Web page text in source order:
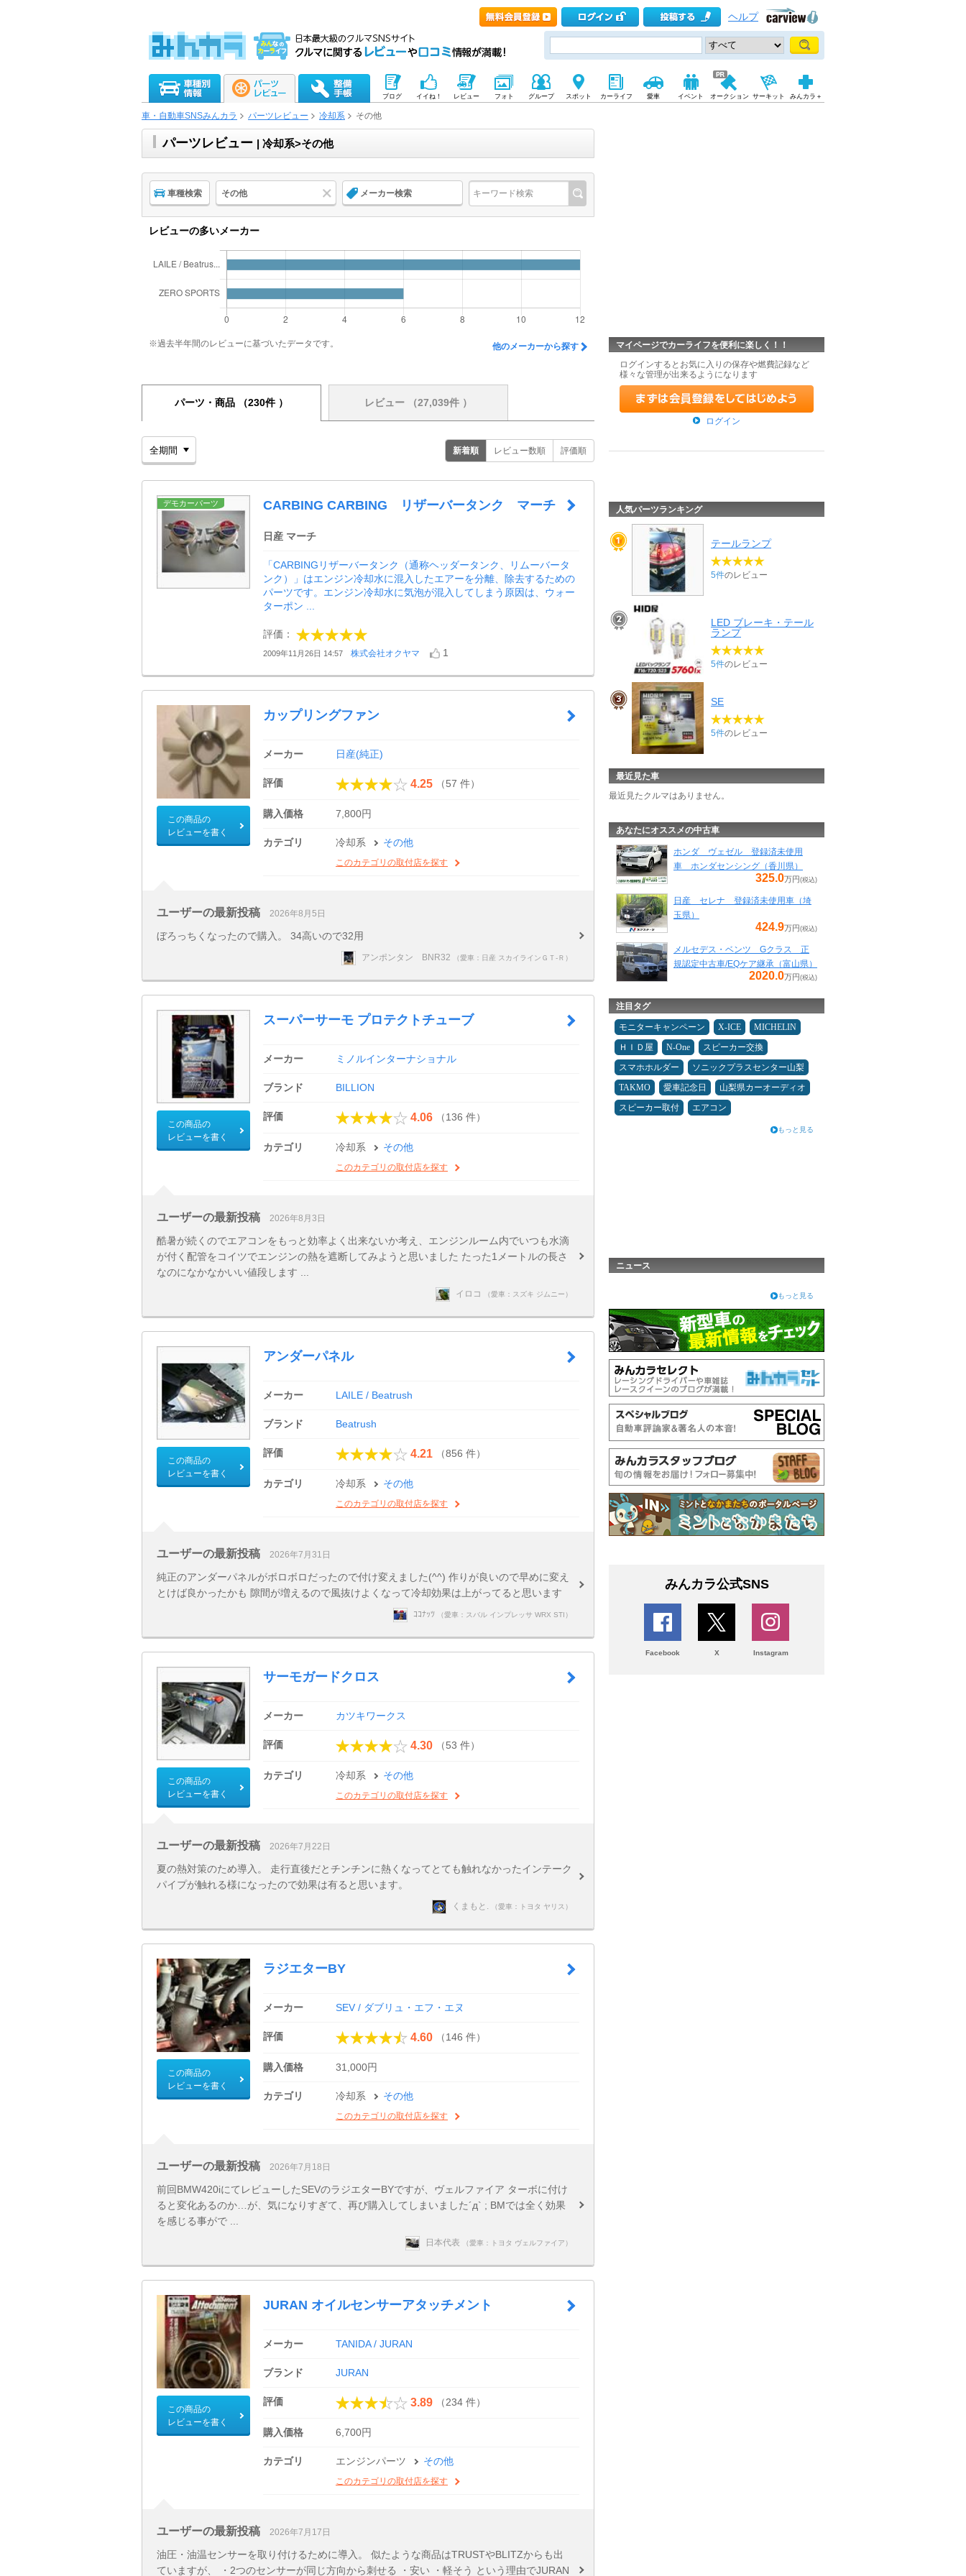
ヘルプ
ブログ イイね！ レビュー フォト グループ スポット カーライフ 愛車 イベント オークション サーキット みんカラ＋
車・自動車SNSみんカラ パーツレビュー 冷却系 その他
パーツレビュー | 冷却系>その他
車種検索 その他 メーカー検索
レビューの多いメーカー
※過去半年間のレビューに基づいたデータです。 他のメーカーから探す
パーツ・商品 （230件 ） レビュー （27,039件 ）
新着順 レビュー数順 評価順
デモカーパーツ CARBING CARBING リザーバータンク マーチ
日産 マーチ
「CARBINGリザーバータンク（通称ヘッダータンク、リムーバータ
ンク）」はエンジン冷却水に混入したエアーを分離、除去するための
パーツです。エンジン冷却水に気泡が混入してしまう原因は、ウォー
ターポン ...
評価：
2009年11月26日 14:57 株式会社オクヤマ 1
この商品の
レビューを書く
カップリングファン
メーカー 日産(純正)
評価 4.25 （57 件）
購入価格 7,800円
カテゴリ 冷却系 その他
このカテゴリの取付店を探す
ユーザーの最新投稿 2026年8月5日
ぼろっちくなったので購入。 34高いので32用
アンポンタン BNR32 （愛車：日産 スカイラインＧＴ‐Ｒ）
この商品の
レビューを書く
スーパーサーモ プロテクトチューブ
メーカー ミノルインターナショナル
ブランド BILLION
評価 4.06 （136 件）
カテゴリ 冷却系 その他
このカテゴリの取付店を探す
ユーザーの最新投稿 2026年8月3日
酷暑が続くのでエアコンをもっと効率よく出来ないか考え、エンジンルーム内でいつも水滴
が付く配管をコイツでエンジンの熱を遮断してみようと思いました たった1メートルの長さ
なのになかなかいい値段します ...
イロコ （愛車：スズキ ジムニー）
この商品の
レビューを書く
アンダーパネル
メーカー LAILE / Beatrush
ブランド Beatrush
評価 4.21 （856 件）
カテゴリ 冷却系 その他
このカテゴリの取付店を探す
ユーザーの最新投稿 2026年7月31日
純正のアンダーパネルがボロボロだったので付け変えました(^^) 作りが良いので早めに変え
とけば良かったかも 隙間が増えるので風抜けよくなって冷却効果は上がってると思います
ｺｺﾅｯﾂ （愛車：スバル インプレッサ WRX STI）
この商品の
レビューを書く
サーモガードクロス
メーカー カツキワークス
評価 4.30 （53 件）
カテゴリ 冷却系 その他
このカテゴリの取付店を探す
ユーザーの最新投稿 2026年7月22日
夏の熱対策のため導入。 走行直後だとチンチンに熱くなってとても触れなかったインテーク
パイプが触れる様になったので効果は有ると思います。
くまもと. （愛車：トヨタ ヤリス）
この商品の
レビューを書く
ラジエターBY
メーカー SEV / ダブリュ・エフ・エヌ
評価 4.60 （146 件）
購入価格 31,000円
カテゴリ 冷却系 その他
このカテゴリの取付店を探す
ユーザーの最新投稿 2026年7月18日
前回BMW420iにてレビューしたSEVのラジエターBYですが、ヴェルファイア ターボに付け
ると変化あるのか…が、気になりすぎて、再び購入してしまいました´д` ; BMでは全く効果
を感じる事がで ...
日本代表 （愛車：トヨタ ヴェルファイア）
この商品の
レビューを書く
JURAN オイルセンサーアタッチメント
メーカー TANIDA / JURAN
ブランド JURAN
評価 3.89 （234 件）
購入価格 6,700円
カテゴリ エンジンパーツ その他
このカテゴリの取付店を探す
ユーザーの最新投稿 2026年7月17日
油圧・油温センサーを取り付けるために導入。 似たような商品はTRUSTやBLITZからも出
ていますが、 ・2つのセンサーが同じ方向から刺せる ・安い ・軽そう という理由でJURAN
マイページでカーライフを便利に楽しく！！
ログインするとお気に入りの保存や燃費記録など
様々な管理が出来るようになります
ログイン
人気パーツランキング
テールランプ
5件のレビュー
LED ブレーキ・テール
ランプ
5件のレビュー
SE
5件のレビュー
最近見た車
最近見たクルマはありません。
あなたにオススメの中古車
ホンダ ヴェゼル 登録済未使用
車 ホンダセンシング（香川県）
325.0万円(税込)
日産 セレナ 登録済未使用車（埼
玉県）
424.9万円(税込)
メルセデス・ベンツ Gクラス 正
規認定中古車/EQケア継承（富山県）
2020.0万円(税込)
注目タグ
モニターキャンペーン X-ICE
MICHELIN
ＨＩＤ屋
N-One
スピーカー交換
スマホホルダー
ソニックプラスセンター山梨
TAKMO
愛車記念日
山梨県カーオーディオ
スピーカー取付
エアコン
もっと見る
ニュース
もっと見る
みんカラ公式SNS
Facebook X Instagram